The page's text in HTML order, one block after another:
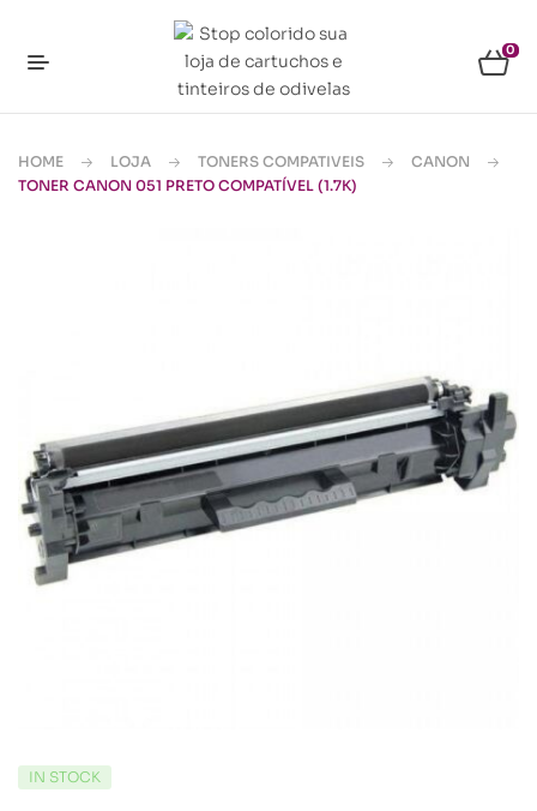
0
HOME LOJA TONERS COMPATIVEIS
CANON
TONER CANON 051 PRETO COMPATÍVEL (1.7K)
IN STOCK